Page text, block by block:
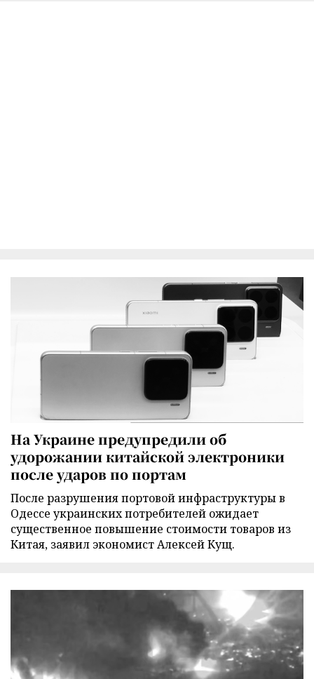
На Украине предупредили об
удорожании китайской электроники
после ударов по портам
После разрушения портовой инфраструктуры в
Одессе украинских потребителей ожидает
существенное повышение стоимости товаров из
Китая, заявил экономист Алексей Кущ.